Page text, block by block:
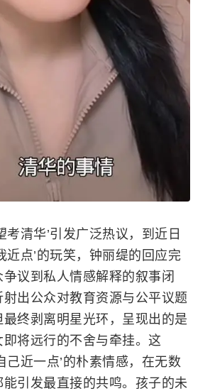
考清华’引发广泛热议，到近日
近点’的玩笑，钟丽缇的回应完
议到私人情感解释的叙事闭
出公众对教育资源与公平议题
终剥离明星光环，呈现出的是
将远行的不舍与牵挂。这
己近一点’的朴素情感，在无数
引发最直接的共鸣。孩子的未